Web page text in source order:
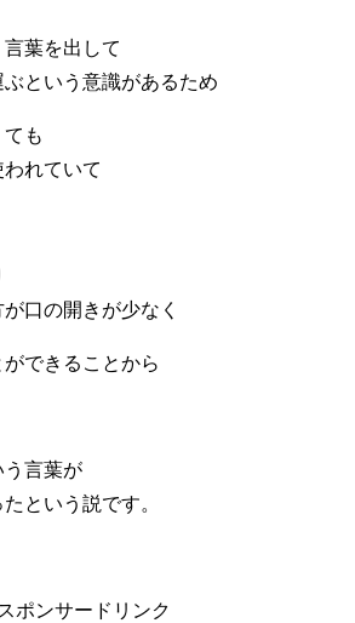
葉を出して
という意識があるため
も
れていて
口の開きが少なく
できることから
う言葉が
という説です。
スポンサードリンク